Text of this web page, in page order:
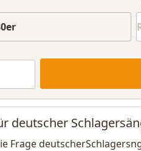
deutscher
Frage